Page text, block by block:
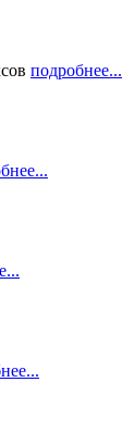
подробнее...